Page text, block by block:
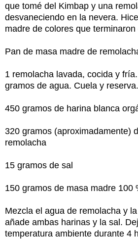
que tomé del Kimbap y una
desvaneciendo en la nevera.
madre de colores que terminaron
Pan de masa madre de
1 remolacha lavada, cocida y
gramos de agua. Cuela y reserva.
450 gramos de harina blanca
320 gramos (aproximadamente)
remolacha
15 gramos de sal
150 gramos de masa madre 100
Mezcla el agua de remolacha y
añade ambas harinas y la sal.
temperatura ambiente durante 4